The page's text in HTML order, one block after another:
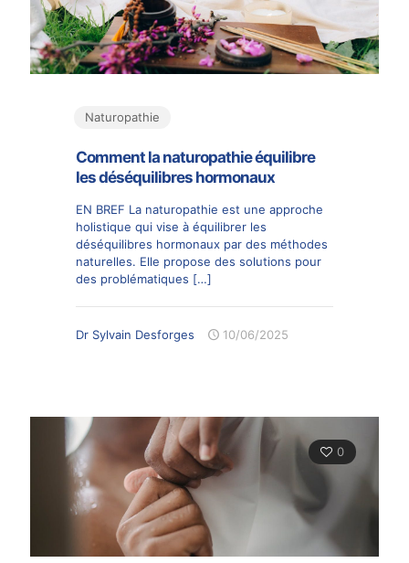
Naturopathie
Comment la naturopathie équilibre
les déséquilibres hormonaux
EN BREF La naturopathie est une approche
holistique qui vise à équilibrer les
déséquilibres hormonaux par des méthodes
naturelles. Elle propose des solutions pour
des problématiques […]
Dr Sylvain Desforges 10/06/2025
0